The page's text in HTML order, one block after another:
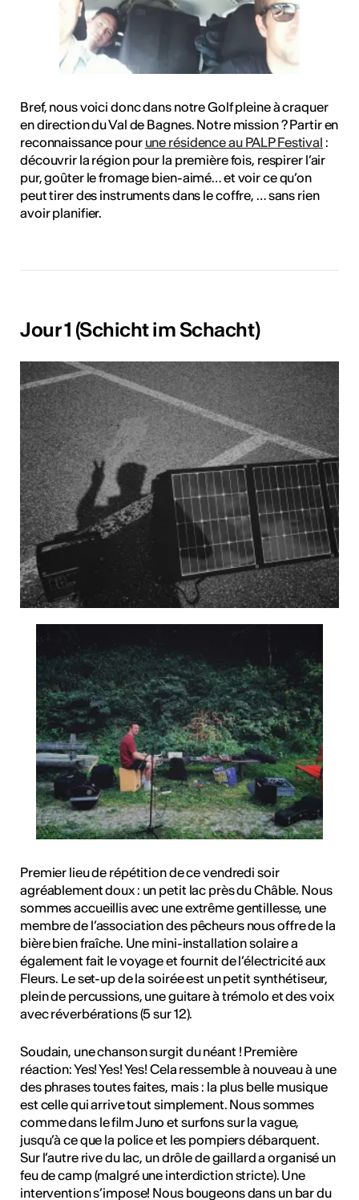
Bref, nous voici donc dans notre Golf pleine à craquer
en direction du Val de Bagnes. Notre mission ? Partir en
reconnaissance pour une résidence au PALP Festival :
découvrir la région pour la première fois, respirer l’air
pur, goûter le fromage bien-aimé… et voir ce qu’on
peut tirer des instruments dans le coffre, … sans rien
avoir planifier.
Jour 1 (Schicht im Schacht)
Premier lieu de répétition de ce vendredi soir
agréablement doux : un petit lac près du Châble. Nous
sommes accueillis avec une extrême gentillesse, une
membre de l’association des pêcheurs nous offre de la
bière bien fraîche. Une mini-installation solaire a
également fait le voyage et fournit de l’électricité aux
Fleurs. Le set-up de la soirée est un petit synthétiseur,
plein de percussions, une guitare à trémolo et des voix
avec réverbérations (5 sur 12).
Soudain, une chanson surgit du néant ! Première
réaction: Yes! Yes! Yes! Cela ressemble à nouveau à une
des phrases toutes faites, mais : la plus belle musique
est celle qui arrive tout simplement. Nous sommes
comme dans le film Juno et surfons sur la vague,
jusqu’à ce que la police et les pompiers débarquent.
Sur l’autre rive du lac, un drôle de gaillard a organisé un
feu de camp (malgré une interdiction stricte). Une
intervention s’impose! Nous bougeons dans un bar du